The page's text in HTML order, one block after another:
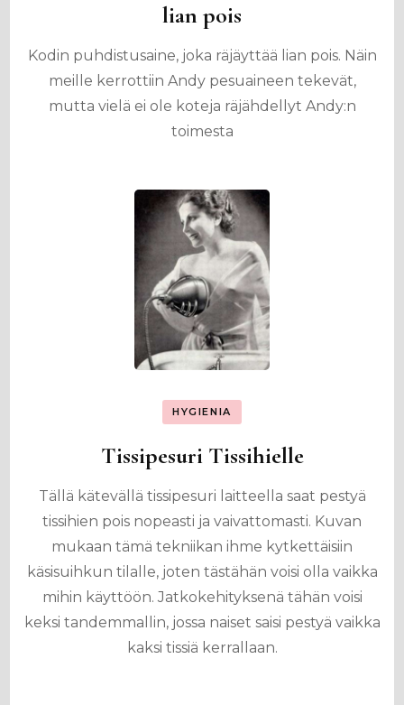
lian pois
Kodin puhdistusaine, joka räjäyttää lian pois. Näin
meille kerrottiin Andy pesuaineen tekevät,
mutta vielä ei ole koteja räjähdellyt Andy:n
toimesta
HYGIENIA
Tissipesuri Tissihielle
Tällä kätevällä tissipesuri laitteella saat pestyä
tissihien pois nopeasti ja vaivattomasti. Kuvan
mukaan tämä tekniikan ihme kytkettäisiin
käsisuihkun tilalle, joten tästähän voisi olla vaikka
mihin käyttöön. Jatkokehityksenä tähän voisi
keksi tandemmallin, jossa naiset saisi pestyä vaikka
kaksi tissiä kerrallaan.